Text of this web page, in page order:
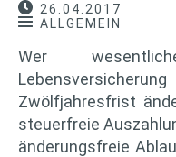
26.04.2017
ALLGEMEIN
Wer
Zwölfjahresfrist
steuerfreie
änderungsfreie